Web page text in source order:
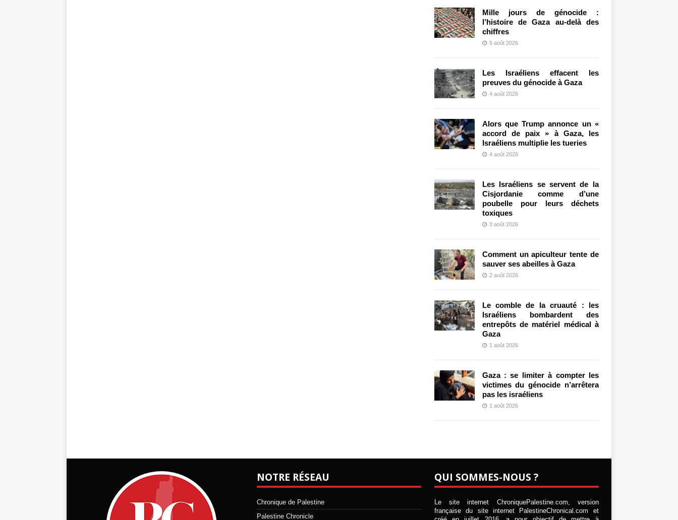
Mille jours de génocide :
l’histoire de Gaza au-delà des
chiffres
5 août 2026
Les Israéliens effacent les
preuves du génocide à Gaza
4 août 2026
Alors que Trump annonce un «
accord de paix » à Gaza, les
Israéliens multiplie les tueries
4 août 2026
Les Israéliens se servent de la
Cisjordanie comme d’une
poubelle pour leurs déchets
toxiques
3 août 2026
Comment un apiculteur tente de
sauver ses abeilles à Gaza
2 août 2026
Le comble de la cruauté : les
Israéliens bombardent des
entrepôts de matériel médical à
Gaza
1 août 2026
Gaza : se limiter à compter les
victimes du génocide n’arrêtera
pas les israéliens
1 août 2026
NOTRE RÉSEAU
Chronique de Palestine
Palestine Chronicle
QUI SOMMES-NOUS ?
Le site internet ChroniquePalestine.com, version
française du site internet PalestineChronical.com et